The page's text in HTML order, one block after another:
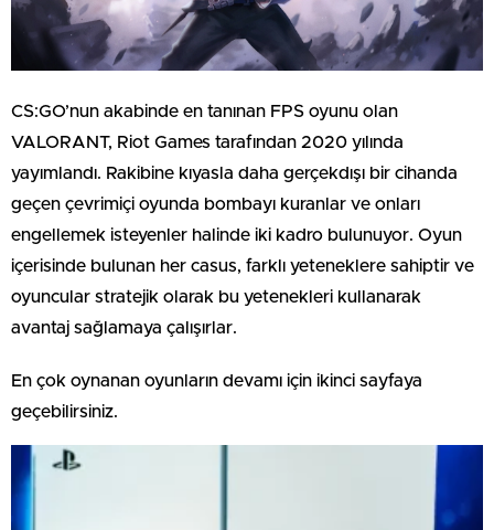
CS:GO’nun akabinde en tanınan FPS oyunu olan
VALORANT, Riot Games tarafından 2020 yılında
yayımlandı. Rakibine kıyasla daha gerçekdışı bir cihanda
geçen çevrimiçi oyunda bombayı kuranlar ve onları
engellemek isteyenler halinde iki kadro bulunuyor. Oyun
içerisinde bulunan her casus, farklı yeteneklere sahiptir ve
oyuncular stratejik olarak bu yetenekleri kullanarak
avantaj sağlamaya çalışırlar.
En çok oynanan oyunların devamı için ikinci sayfaya
geçebilirsiniz.